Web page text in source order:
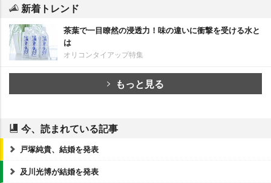
新着トレンド
茶葉で一目瞭然の浸透力！味の違いに衝撃を受ける水と
は
オリコンタイアップ特集
もっと見る
今、読まれている記事
戸塚純貴、結婚を発表
及川光博が結婚を発表